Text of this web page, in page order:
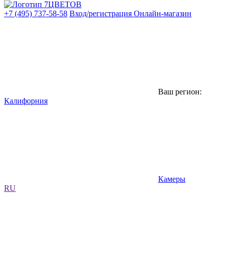
+7 (495) 737-58-58 Вход/регистрация Онлайн-магазин
Ваш регион:
Калифорния
Камеры
RU